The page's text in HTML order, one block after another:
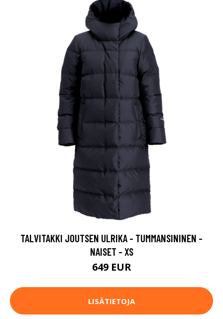
TALVITAKKI JOUTSEN ULRIKA - TUMMANSININEN -
NAISET - XS
649 EUR
LISÄTIETOJA